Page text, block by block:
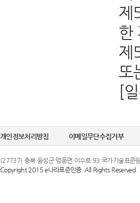
제
한
제
또
[
개인정보처리방침 이메일무단수집거부
(27737) 충북 음성군 맹동면 이수로 93 국가기술표준원
Copyright 2015 e나라표준인증. All Rights Reserved.